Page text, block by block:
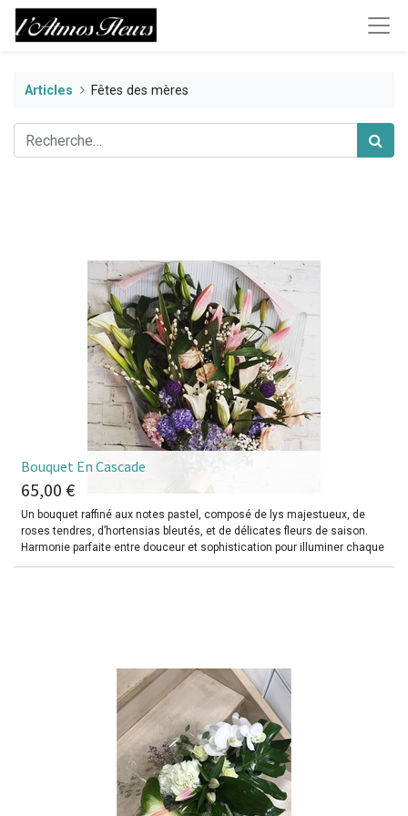
Articles Fêtes des mères
​Bouquet En Cascade
65,00 €
Un bouquet raffiné aux notes pastel, composé de lys majestueux, de
roses tendres, d’hortensias bleutés, et de délicates fleurs de saison.
Harmonie parfaite entre douceur et sophistication pour illuminer chaque
occasion ou offrir un message d’affection inoubliable.